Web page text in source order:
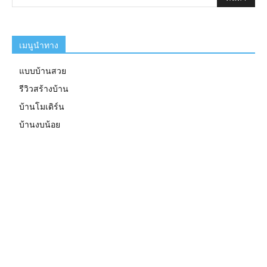
เมนูนำทาง
แบบบ้านสวย
รีวิวสร้างบ้าน
บ้านโมเดิร์น
บ้านงบน้อย